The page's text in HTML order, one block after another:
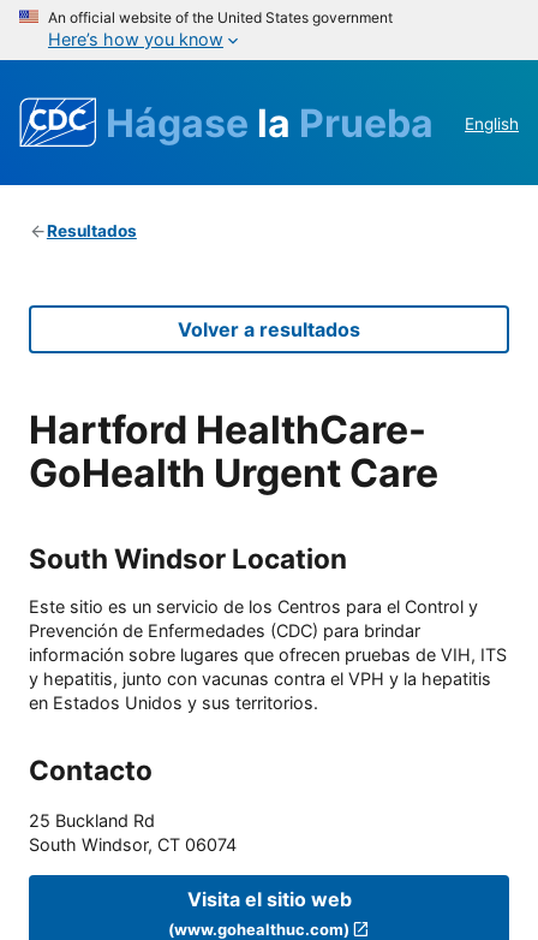
An official website of the United States government
Here’s how you know
Hágase la Prueba English
Resultados
Volver a resultados
Hartford HealthCare-
GoHealth Urgent Care
South Windsor Location
Este sitio es un servicio de los Centros para el Control y
Prevención de Enfermedades (CDC) para brindar
información sobre lugares que ofrecen pruebas de VIH, ITS
y hepatitis, junto con vacunas contra el VPH y la hepatitis
en Estados Unidos y sus territorios.
Contacto
25 Buckland Rd
South Windsor, CT 06074
Visita el sitio web
(www.gohealthuc.com)